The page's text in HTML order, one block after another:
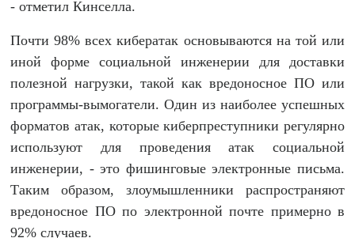
- отметил Кинселла.
Почти 98% всех кибератак основываются на той или
иной форме социальной инженерии для доставки
полезной нагрузки, такой как вредоносное ПО или
программы-вымогатели. Один из наиболее успешных
форматов атак, которые киберпреступники регулярно
используют для проведения атак социальной
инженерии, - это фишинговые электронные письма.
Таким образом, злоумышленники распространяют
вредоносное ПО по электронной почте примерно в
92% случаев.